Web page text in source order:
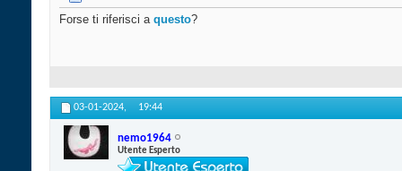
Forse ti riferisci a questo?
03-01-2024, 19:44
nemo1964
Utente Esperto